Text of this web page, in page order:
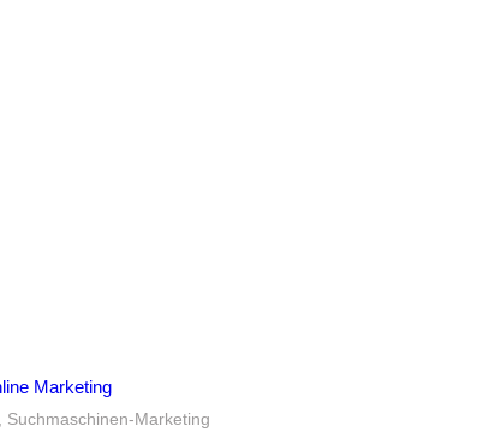
Marketing
Marketing